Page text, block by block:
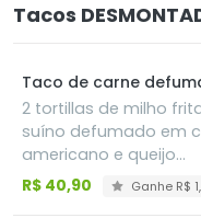
Tacos
Taco de carne
2 tortillas de milho
suíno defumado em
americano e queijo
R$ 40,90 Ganhe R$